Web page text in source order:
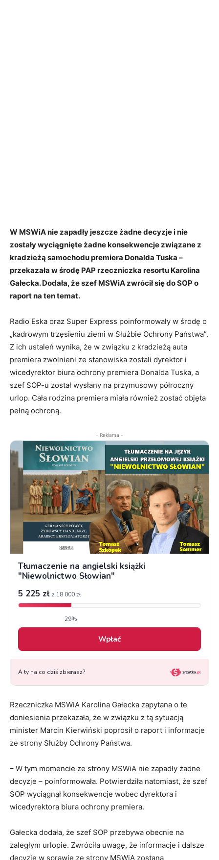
W MSWiA nie zapadły jeszcze żadne decyzje i nie
zostały wyciągnięte żadne konsekwencje związane z
kradzieżą samochodu premiera Donalda Tuska –
przekazała w środę PAP rzeczniczka resortu Karolina
Gałecka. Dodała, że szef MSWiA zwrócił się do SOP o
raport na ten temat.
Radio Eska oraz Super Express poinformowały w środę o
„kadrowym trzęsieniu ziemi w Służbie Ochrony Państwa”.
Z ich ustaleń wynika, że w związku z kradzieżą auta
premiera zwolnieni ze stanowiska zostali dyrektor i
wicedyrektor biura ochrony premiera Donalda Tuska, a
szef SOP-u został wysłany na przymusowy półroczny
urlop. Cała rodzina premiera miała również zostać objęta
pełną ochroną.
- Reklama -
Rzeczniczka MSWiA Karolina Gałecka zapytana o te
doniesienia przekazała, że w związku z tą sytuacją
minister Marcin Kierwiński poprosił o raport i informacje
ze strony Służby Ochrony Państwa.
– W tym momencie ze strony MSWiA nie zapadły żadne
decyzje – poinformowała. Potwierdziła natomiast, że szef
SOP wyciągnął konsekwencje wobec dyrektora i
wicedyrektora biura ochrony premiera.
Gałecka dodała, że szef SOP przebywa obecnie na
zaległym urlopie. Zwróciła uwagę, że informacje i dalsze
decyzje w sprawie ze strony MSWiA zostaną